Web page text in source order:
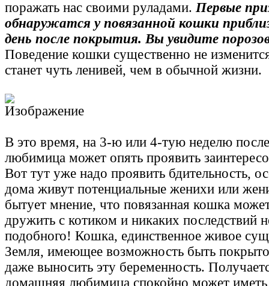
поражать нас своими руладами. Первые
обнаружатся у повязанной кошки
день после покрытия. Вы увидите
Поведение кошки существенно не
станет чуть ленивей, чем в обычной жизни.
В это время, на 3-ю или 4-тую неделю
любимица может опять проявить
Вот тут уже надо проявить бдительность,
дома живут потенциальные женихи или
бытует мнение, что повязанная кошка
дружить с котиком и никаких последствий
подобного! Кошка, единственное живое
Земля, имеющее возможность быть
даже выносить эту беременность.
домашняя любимица спокойно может иметь